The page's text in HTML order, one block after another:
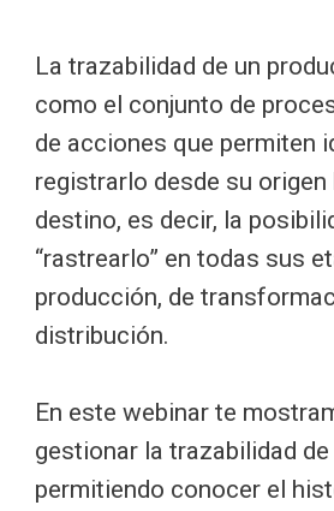
La trazabilidad de un
como el conjunto de
de acciones que permiten
registrarlo desde su origen
destino, es decir, la
“rastrearlo” en todas sus
producción, de
distribución.
En este webinar te
gestionar la trazabilidad
permitiendo conocer el